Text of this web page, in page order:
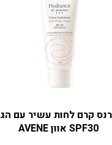
קרם לחות עשיר עם
SPF30 אוון AVENE